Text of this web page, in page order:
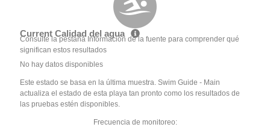
Current Calidad del agua
Consulte la pestaña Información de la fuente para comprender qué
significan estos resultados
No hay datos disponibles
Este estado se basa en la última muestra. Swim Guide - Main
actualiza el estado de esta playa tan pronto como los resultados de
las pruebas estén disponibles.
Frecuencia de monitoreo: